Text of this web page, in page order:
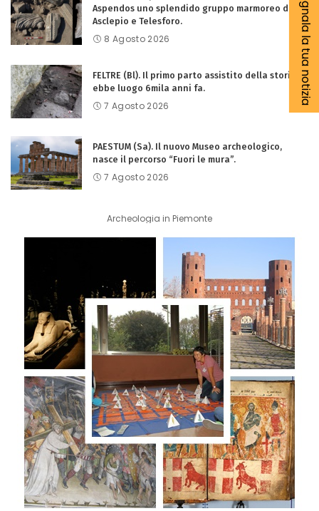
Aspendos uno splendido gruppo marmoreo di
Asclepio e Telesforo.
8 Agosto 2026
FELTRE (Bl). Il primo parto assistito della storia
ebbe luogo 6mila anni fa.
7 Agosto 2026
PAESTUM (Sa). Il nuovo Museo archeologico,
nasce il percorso “Fuori le mura”.
7 Agosto 2026
Archeologia in Piemonte
Segnala la tua notizia